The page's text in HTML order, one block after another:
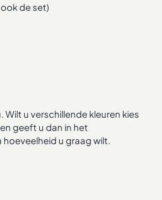
de set)
u verschillende kleuren kies
geeft u dan in het
u graag wilt.